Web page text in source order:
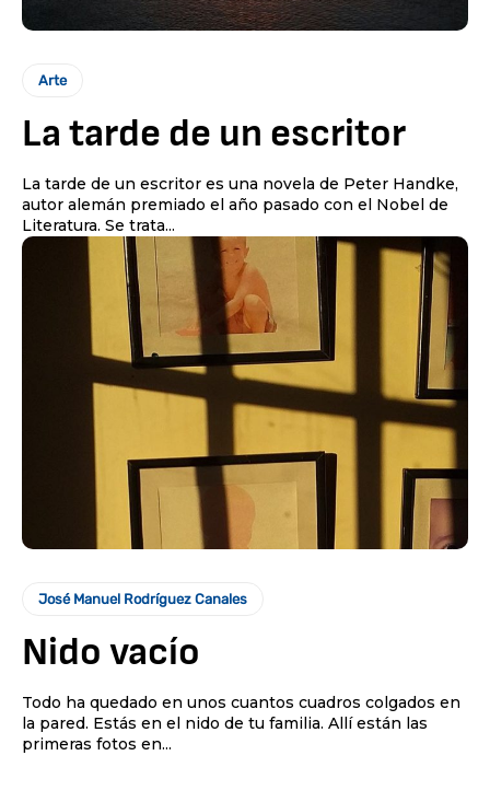
Arte
La tarde de un escritor
La tarde de un escritor es una novela de Peter Handke,
autor alemán premiado el año pasado con el Nobel de
Literatura. Se trata...
José Manuel Rodríguez Canales
Nido vacío
Todo ha quedado en unos cuantos cuadros colgados en
la pared. Estás en el nido de tu familia. Allí están las
primeras fotos en...